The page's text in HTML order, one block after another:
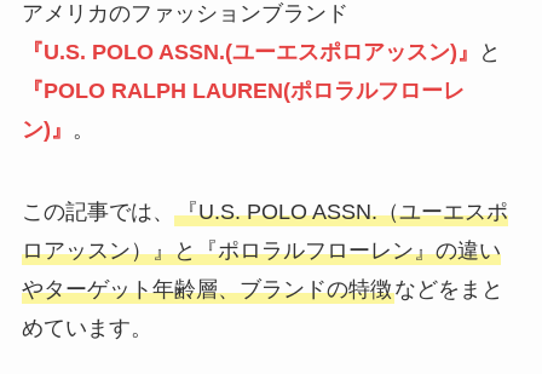
アメリカのファッションブランド
『U.S. POLO ASSN.(ユーエスポロアッスン)』
と
『POLORALPH LAUREN(ポロラルフローレ
ン)』 。
この記事では、 『U.S. POLO ASSN.（ユーエスポ
ロアッスン）』と『ポロラルフローレン』の違い
やターゲット年齢層、ブランドの特徴などをまと
めています。